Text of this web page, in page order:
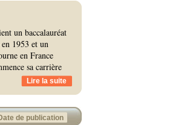
un baccalauréat
1953 et un
en France
sa carrière
Lire la suite
de publication